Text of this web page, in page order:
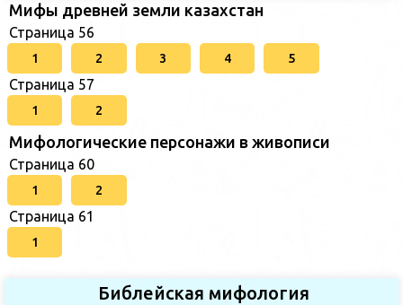
Мифы древней земли казахстан
Страница 56
1 2 3 4 5
Страница 57
1 2
Мифологические персонажи в живописи
Страница 60
1 2
Страница 61
1
Библейская мифология